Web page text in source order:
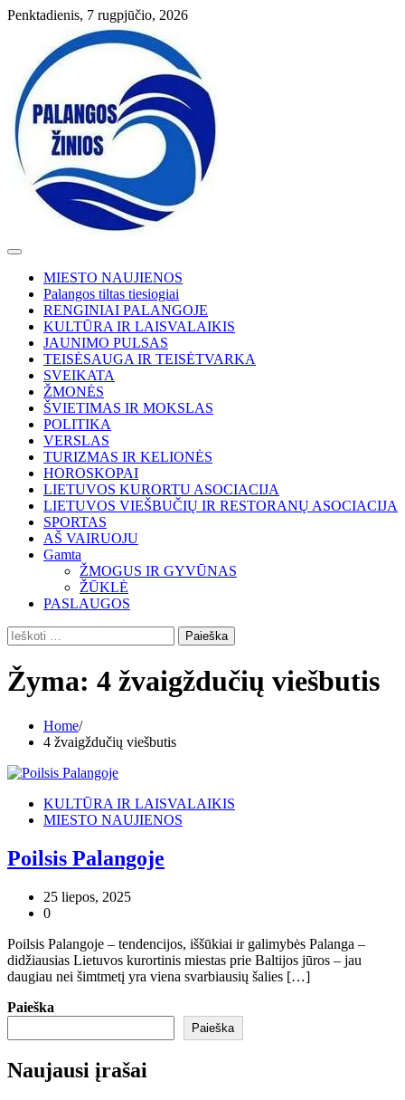
Skip
Penktadienis, 7 rugpjūčio, 2026
MIESTO NAUJIENOS
Palangos tiltas tiesiogiai
RENGINIAI PALANGOJE
KULTŪRA IR LAISVALAIKIS
JAUNIMO PULSAS
TEISĖSAUGA IR TEISĖTVARKA
SVEIKATA
ŽMONĖS
ŠVIETIMAS IR MOKSLAS
POLITIKA
VERSLAS
TURIZMAS IR KELIONĖS
HOROSKOPAI
LIETUVOS KURORTU ASOCIACIJA
LIETUVOS VIEŠBUČIŲ IR RESTORANŲ ASOCIACIJA
SPORTAS
AŠ VAIRUOJU
Gamta
ŽMOGUS IR GYVŪNAS
ŽŪKLĖ
PASLAUGOS
Ieškoti:
Žyma: 4 žvaigždučių viešbutis
Home
4 žvaigždučių viešbutis
KULTŪRA IR LAISVALAIKIS
MIESTO NAUJIENOS
Poilsis Palangoje
25 liepos, 2025
0
Poilsis Palangoje – tendencijos, iššūkiai ir galimybės Palanga –
didžiausias Lietuvos kurortinis miestas prie Baltijos jūros – jau
daugiau nei šimtmetį yra viena svarbiausių šalies […]
Paieška
Paieška
Naujausi įrašai